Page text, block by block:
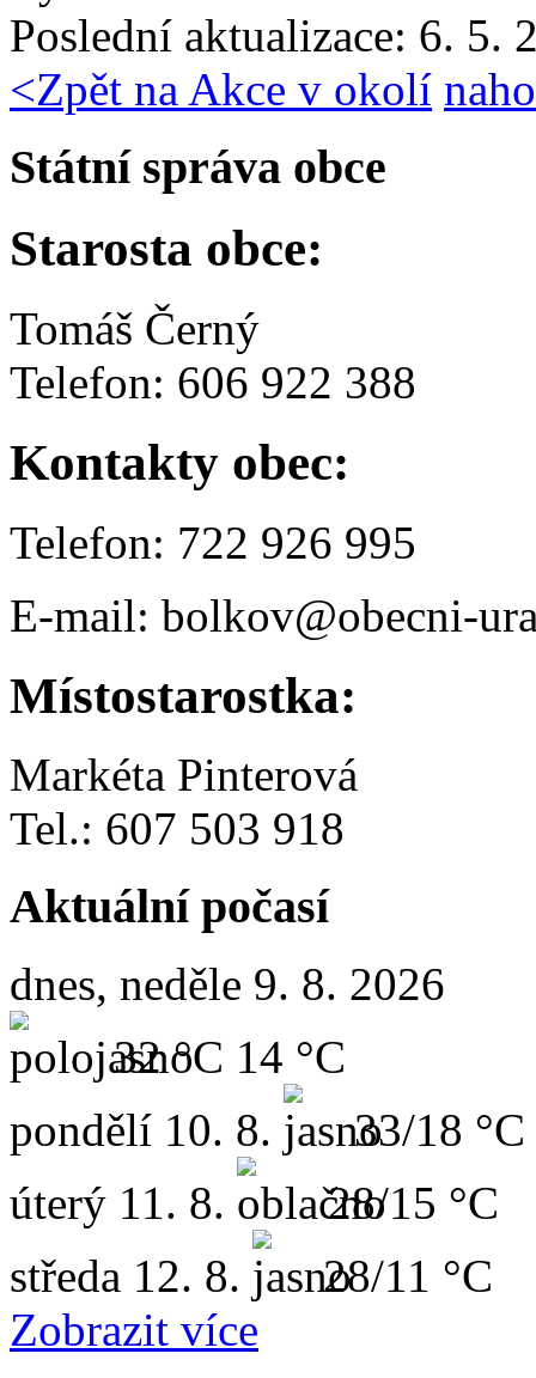
Poslední aktualizace: 6. 5.
<Zpět na Akce v okolí
Státní správa obce
Starosta obce:
Tomáš Černý
Telefon: 606 922 388
Kontakty obec:
Telefon: 722 926 995
E-mail: bolkov@obecni-
Místostarostka:
Markéta Pinterová
Tel.: 607 503 918
Aktuální počasí
dnes, neděle 9. 8. 2026
32 °C 14 °C
pondělí 10. 8.
33/18 °C
úterý 11. 8.
28/15 °C
středa 12. 8.
28/11 °C
Zobrazit více